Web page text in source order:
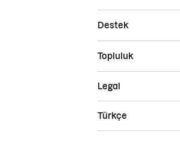
Destek
Topluluk
Legal
Türkçe